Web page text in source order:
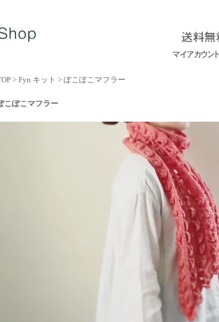
> Fyn キット > ぽこぽこマフラー
こぽこマフラー